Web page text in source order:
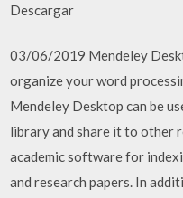
Descargar
03/06/2019 Mendeley
organize your word
Mendeley Desktop can be
library and share it to other
academic software for
and research papers. In